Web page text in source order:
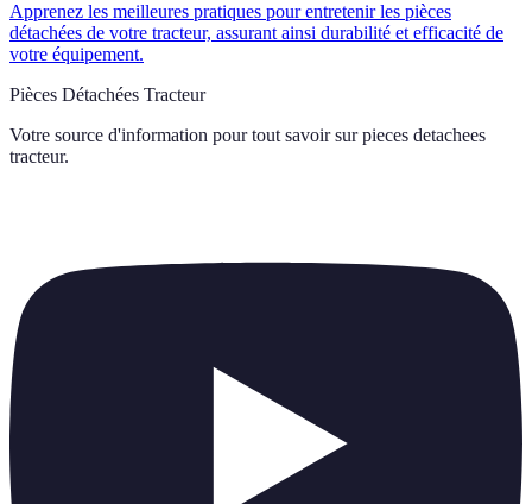
Apprenez les meilleures pratiques pour entretenir les pièces
détachées de votre tracteur, assurant ainsi durabilité et efficacité de
votre équipement.
Pièces Détachées Tracteur
Votre source d'information pour tout savoir sur pieces detachees
tracteur.